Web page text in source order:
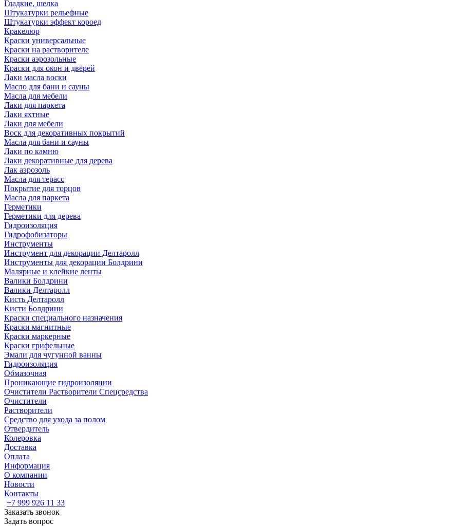
Гладкие, шелка
Штукатурки рельефные
Штукатурки эффект короед
Кракелюр
Краски универсальные
Краски на растворителе
Краски аэрозольные
Краски для окон и дверей
Лаки масла воски
Масло для бани и сауны
Масла для мебели
Лаки для паркета
Лаки яхтные
Лаки для мебели
Воск для декоративных покрытий
Масла для бани и сауны
Лаки по камню
Лаки декоративные для дерева
Лак аэрозоль
Масла для терасс
Покрытие для торцов
Масла для паркета
Герметики
Герметики для дерева
Гидроизоляция
Гидрофобизаторы
Инструменты
Инструмент для декорации Делтаролл
Инструменты для декорации Болдрини
Малярные и клейкие ленты
Валики Болдрини
Валики Делтаролл
Кисть Делтаролл
Кисти Болдрини
Краски специального назначения
Краски магнитные
Краски маркерные
Краски грифельные
Эмали для чугунной ванны
Гидроизоляция
Обмазочная
Проникающие гидроизоляции
Очистители Растворители Спецсредства
Очистители
Растворители
Средство для ухода за полом
Отвердитель
Колеровка
Доставка
Оплата
Информация
О компании
Новости
Контакты
+7 999 926 11 33
Заказать звонок
Задать вопрос